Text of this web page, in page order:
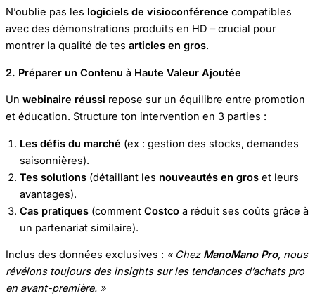
N’oublie pas les logiciels de visioconférence compatibles
avec des démonstrations produits en HD – crucial pour
montrer la qualité de tes articles en gros.
2. Préparer un Contenu à Haute Valeur Ajoutée
Un webinaire réussi repose sur un équilibre entre promotion
et éducation. Structure ton intervention en 3 parties :
Les défis du marché (ex : gestion des stocks, demandes
saisonnières).
Tes solutions (détaillant les nouveautés en gros et leurs
avantages).
Cas pratiques (comment Costco a réduit ses coûts grâce à
un partenariat similaire).
Inclus des données exclusives : « Chez ManoMano Pro, nous
révélons toujours des insights sur les tendances d’achats pro
en avant-première. »